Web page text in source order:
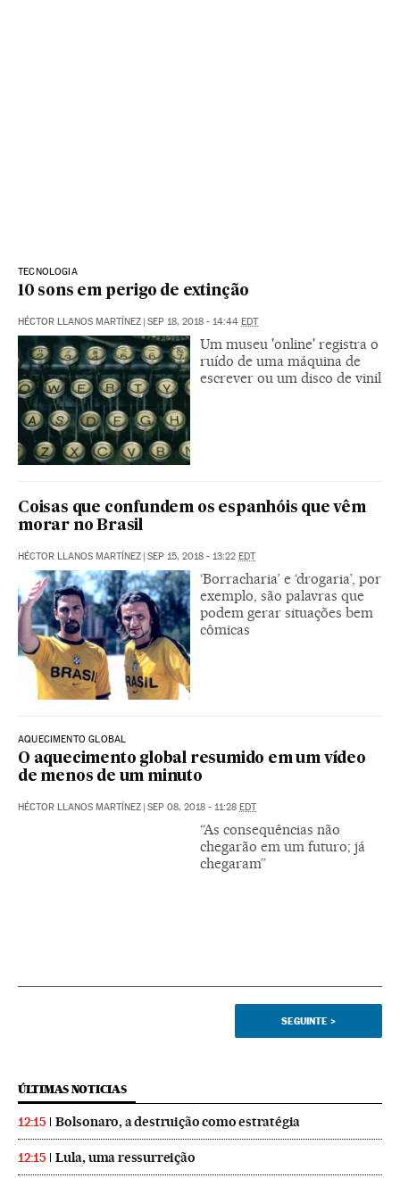
TECNOLOGIA
10 sons em perigo de extinção
HÉCTOR LLANOS MARTÍNEZ SEP 18, 2018 - 14:44 EDT
Um museu 'online' registra o
ruído de uma máquina de
escrever ou um disco de vinil
Coisas que confundem os espanhóis que vêm
morar no Brasil
HÉCTOR LLANOS MARTÍNEZ SEP 15, 2018 - 13:22 EDT
‘Borracharia’ e ‘drogaria’, por
exemplo, são palavras que
podem gerar situações bem
cômicas
AQUECIMENTO GLOBAL
O aquecimento global resumido em um vídeo
de menos de um minuto
HÉCTOR LLANOS MARTÍNEZ SEP 08, 2018 - 11:28 EDT
“As consequências não
chegarão em um futuro; já
chegaram”
SEGUINTE >
ÚLTIMAS NOTICIAS
12:15 Bolsonaro, a destruição como estratégia
12:15 Lula, uma ressurreição